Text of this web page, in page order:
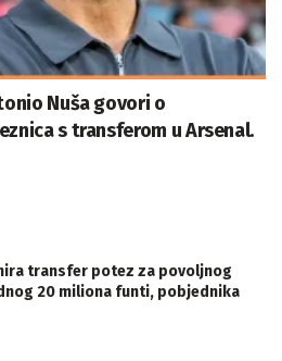
Nuša govori o
s transferom u Arsenal.
transfer potez za povoljnog
20 miliona funti, pobjednika